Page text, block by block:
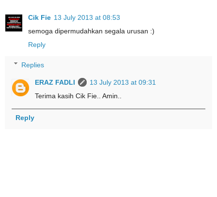
Cik Fie 13 July 2013 at 08:53
semoga dipermudahkan segala urusan :)
Reply
Replies
ERAZ FADLI
13 July 2013 at 09:31
Terima kasih Cik Fie.. Amin..
Reply